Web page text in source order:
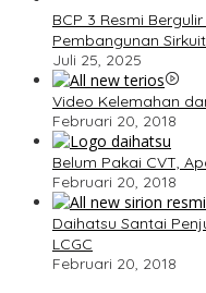
BCP 3 Resmi
Pembangunan
Juli 25, 2025
Video Kelemahan
Februari 20, 2018
Belum Pakai CVT,
Februari 20, 2018
Daihatsu Santai
LCGC
Februari 20, 2018